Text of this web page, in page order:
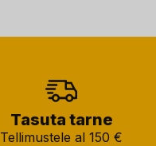
Tasuta tarne
Tellimustele al 150 €